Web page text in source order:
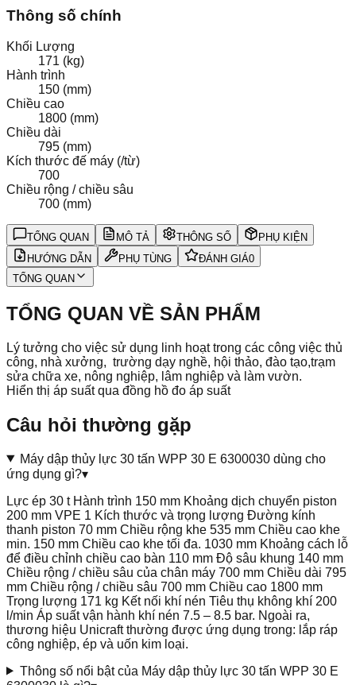
Thông số chính
Khối Lượng
171 (kg)
Hành trình
150 (mm)
Chiều cao
1800 (mm)
Chiều dài
795 (mm)
Kích thước đế máy (/từ)
700
Chiều rộng / chiều sâu
700 (mm)
TỔNG QUAN MÔ TẢ THÔNG SỐ
PHỤ KIỆN
HƯỚNG DẪN
PHỤ TÙNG ĐÁNH GIÁ0
TỔNG QUAN
TỔNG QUAN VỀ SẢN PHẨM
Lý tưởng cho việc sử dụng linh hoạt trong các công việc thủ
công, nhà xưởng, trường dạy nghề, hội thảo, đào tạo,trạm
sửa chữa xe, nông nghiệp, lâm nghiệp và làm vườn.
Hiển thị áp suất qua đồng hồ đo áp suất
Câu hỏi thường gặp
Máy dập thủy lực 30 tấn WPP 30 E 6300030 dùng cho
ứng dụng gì?▾
Lực ép 30 t Hành trình 150 mm Khoảng dịch chuyển piston
200 mm VPE 1 Kích thước và trọng lượng Đường kính
thanh piston 70 mm Chiều rộng khe 535 mm Chiều cao khe
min. 150 mm Chiều cao khe tối đa. 1030 mm Khoảng cách lỗ
để điều chỉnh chiều cao bàn 110 mm Độ sâu khung 140 mm
Chiều rộng / chiều sâu của chân máy 700 mm Chiều dài 795
mm Chiều rộng / chiều sâu 700 mm Chiều cao 1800 mm
Trọng lượng 171 kg Kết nối khí nén Tiêu thụ không khí 200
l/min Áp suất vận hành khí nén 7.5 – 8.5 bar. Ngoài ra,
thương hiệu Unicraft thường được ứng dụng trong: lắp ráp
công nghiệp, ép và uốn kim loại.
Thông số nổi bật của Máy dập thủy lực 30 tấn WPP 30 E